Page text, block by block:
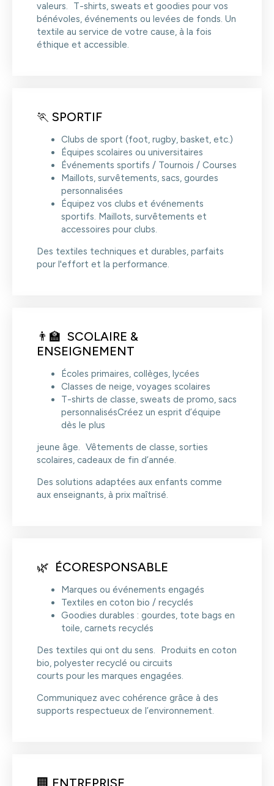
valeurs. T-shirts, sweats et goodies pour vos
bénévoles, événements ou levées de fonds. Un
textile au service de votre cause, à la fois
éthique et accessible.
🏃 SPORTIF
Clubs de sport (foot, rugby, basket, etc.)
Équipes scolaires ou universitaires
Événements sportifs / Tournois / Courses
Maillots, survêtements, sacs, gourdes
personnalisées
Équipez vos clubs et événements
sportifs. Maillots, survêtements et
accessoires pour clubs.
Des textiles techniques et durables, parfaits
pour l'effort et la performance.
👨‍🏫 SCOLAIRE &
ENSEIGNEMENT
Écoles primaires, collèges, lycées
Classes de neige, voyages scolaires
T-shirts de classe, sweats de promo, sacs
personnalisésCréez un esprit d’équipe
dès le plus
jeune âge. Vêtements de classe, sorties
scolaires, cadeaux de fin d’année.
Des solutions adaptées aux enfants comme
aux enseignants, à prix maîtrisé.
🌿 ÉCORESPONSABLE
Marques ou événements engagés
Textiles en coton bio / recyclés
Goodies durables : gourdes, tote bags en
toile, carnets recyclés
Des textiles qui ont du sens. Produits en coton
bio, polyester recyclé ou circuits
courts pour les marques engagées.
Communiquez avec cohérence grâce à des
supports respectueux de l’environnement.